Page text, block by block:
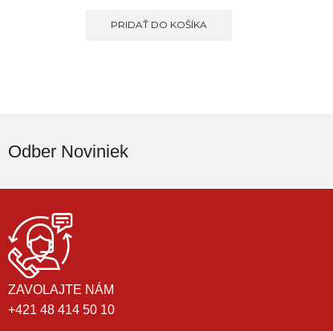
PRIDAŤ DO KOŠÍKA
Odber Noviniek
ZAVOLAJTE NÁM
+421 48 414 50 10